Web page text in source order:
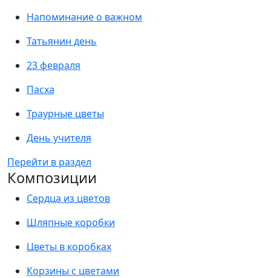
Напоминание о важном
Татьянин день
23 февраля
Пасха
Траурные цветы
День учителя
Перейти в раздел
Композиции
Сердца из цветов
Шляпные коробки
Цветы в коробках
Корзины с цветами